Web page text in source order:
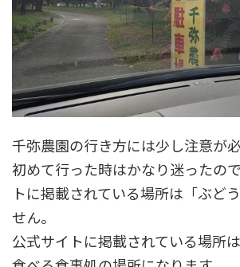
千弥農園の行き方には少し注意が必
初めて行った時はかなり迷ったの
トに掲載されている場所は「ぶど
せん。
公式サイトに掲載されている場所